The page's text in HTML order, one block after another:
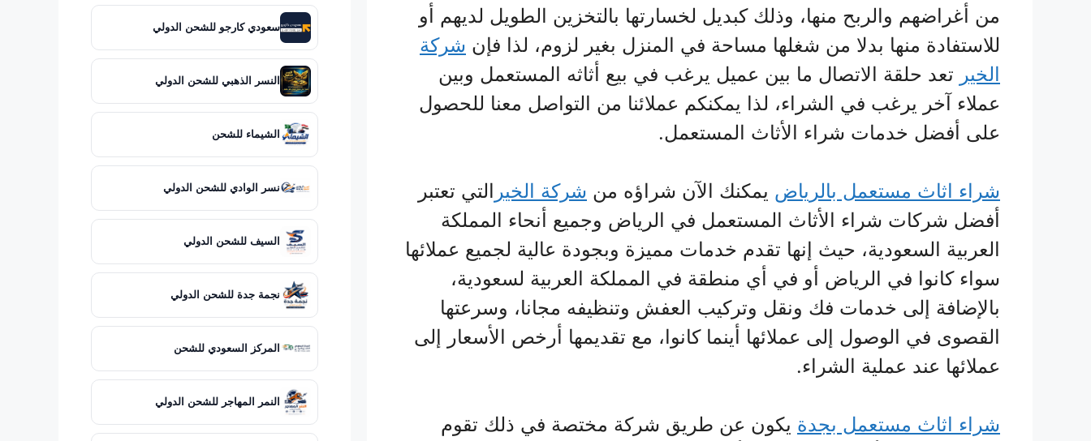
من أغراضهم والربح منها، وذلك كبديل لخسارتها بالتخزين الطويل لديهم أو
للاستفادة منها بدلا من شغلها مساحة في المنزل بغير لزوم، لذا فإن شركة
الخير تعد حلقة الاتصال ما بين عميل يرغب في بيع أثاثه المستعمل وبين
عملاء آخر يرغب في الشراء، لذا يمكنكم عملائنا من التواصل معنا للحصول
على أفضل خدمات شراء الأثاث المستعمل.
شراء اثاث مستعمل بالرياض يمكنك الآن شراؤه من شركة الخير التي تعتبر
أفضل شركات شراء الأثاث المستعمل في الرياض وجميع أنحاء المملكة
العربية السعودية، حيث إنها تقدم خدمات مميزة وبجودة عالية لجميع عملائها
سواء كانوا في الرياض أو في أي منطقة في المملكة العربية لسعودية،
بالإضافة إلى خدمات فك ونقل وتركيب العفش وتنظيفه مجانا، وسرعتها
القصوى في الوصول إلى عملائها أينما كانوا، مع تقديمها أرخص الأسعار إلى
عملائها عند عملية الشراء.
شراء اثاث مستعمل بجدة يكون عن طريق شركة مختصة في ذلك تقوم
سعودي كارجو للشحن الدولي
النسر الذهبي للشحن الدولي
الشيماء للشحن
نسر الوادي للشحن الدولي
السيف للشحن الدولي
نجمة جدة للشحن الدولي
المركز السعودي للشحن
النمر المهاجر للشحن الدولي